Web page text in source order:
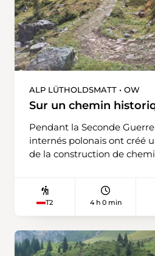
ALP LÜTHOLDSMATT • OW
Sur un chemin
Pendant la Seconde
internés polonais ont créé
de la construction de
ressemble à une version
de la Tremola du col du
cœur d’un circuit de
l’alpage Lütholdsmatt. Le début est un peu
T2 4 h 0 min